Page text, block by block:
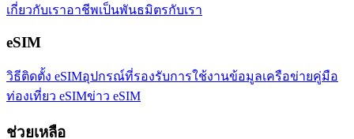
เกี่ยวกับเราอาชีพเป็นพันธมิตรกับเรา
eSIM
วิธีติดตั้ง eSIMอุปกรณ์ที่รองรับการใช้งานข้อมูลเครือข่ายคู่มือ
ท่องเที่ยว eSIMข่าว eSIM
ช่วยเหลือ